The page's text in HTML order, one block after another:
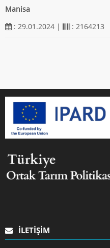
Manisa
: 29.01.2024 |
: 2164213
İLETIŞIM